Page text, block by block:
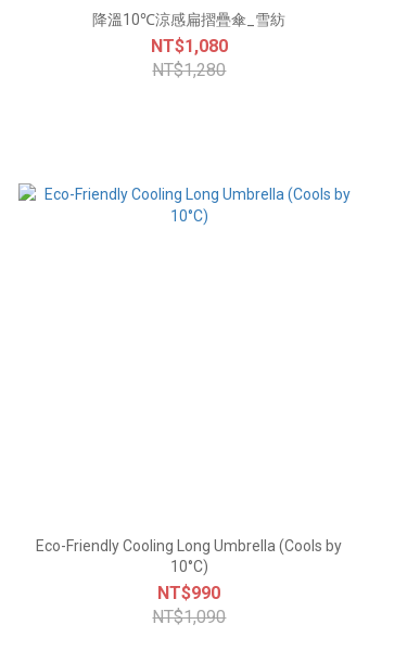
降溫10℃涼感扁摺疊傘_雪紡
NT$1,080
NT$1,280
Eco-Friendly Cooling Long Umbrella (Cools by
10°C)
NT$990
NT$1,090